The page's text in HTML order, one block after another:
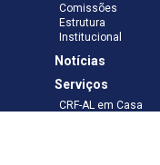
Comissões
Estrutura
Institucional
Notícias
Serviços
CRF-AL em Casa